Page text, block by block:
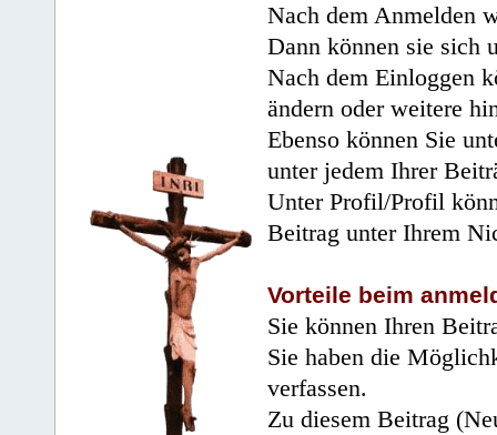
Nach dem Anmelden
Dann können sie sich
Nach dem Einloggen
ändern oder weitere
Ebenso können Sie
unter jedem Ihrer
Unter Profil/Profil
Beitrag unter Ihrem
Vorteile beim
Sie können Ihren
Sie haben die
verfassen.
Zu diesem Beitrag